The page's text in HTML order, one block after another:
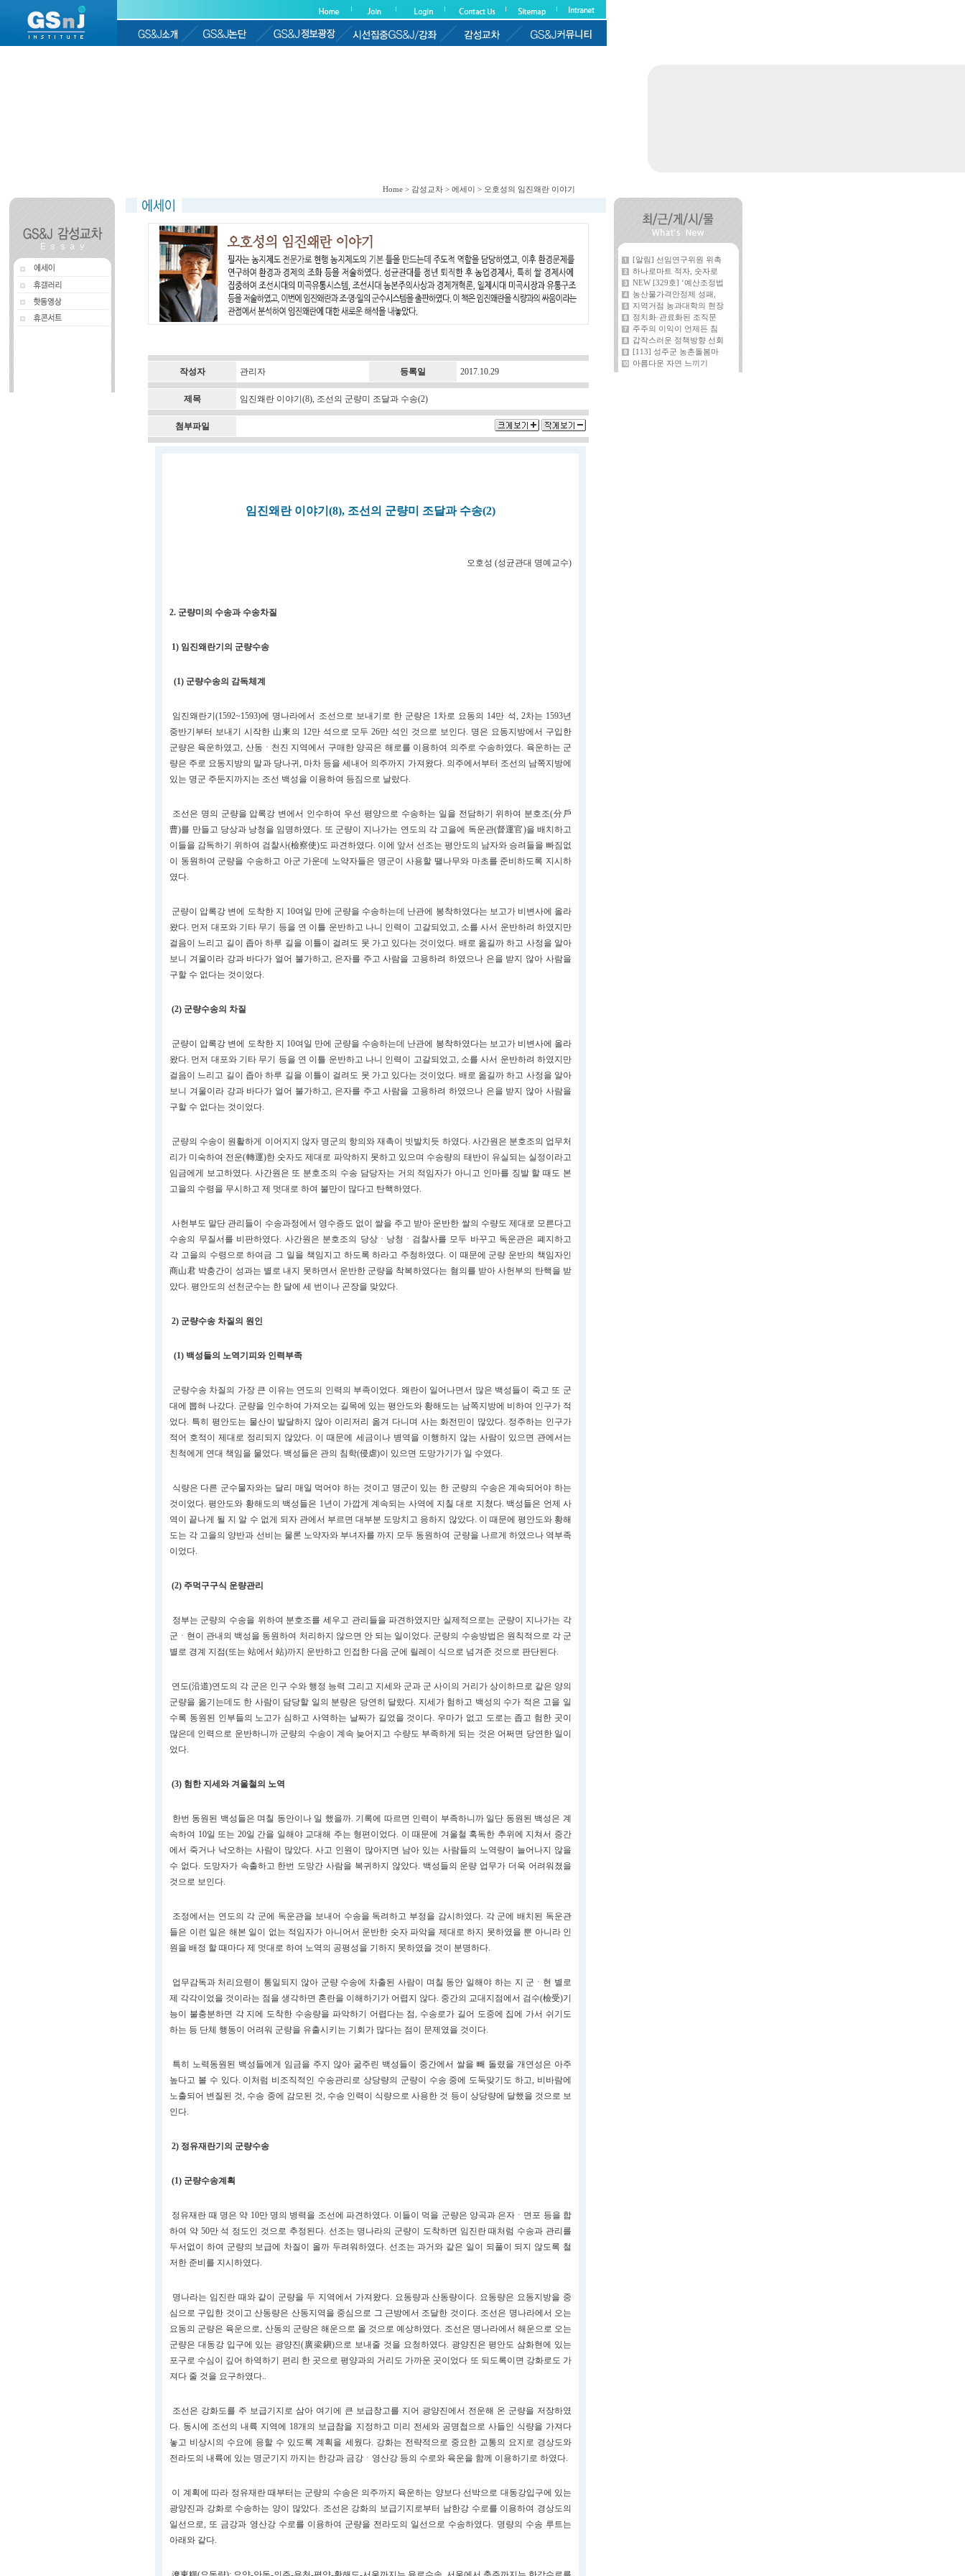
[알림] 선임연구위원 위촉
하나로마트 적자, 숫자로
NEW [329호] ‘예산조정법
농산물가격안정제 성패,
지역거점 농과대학의 현장
정치화·관료화된 조직문
주주의 이익이 언제든 침
갑작스러운 정책방향 선회
[113] 성주군 농촌돌봄마
아름다운 자연 느끼기
Home > 감성교차 > 에세이 > 오호성의 임진왜란 이야기
작성자 관리자 등록일 2017.10.29
제목 임진왜란 이야기(8), 조선의 군량미 조달과 수송(2)
첨부파일
임진왜란 이야기(8), 조선의 군량미 조달과 수송(2)
오호성 (성균관대 명예교수)
2. 군량미의 수송과 수송차질
1) 임진왜란기의 군량수송
(1) 군량수송의 감독체계
임진왜란기(1592~1593)에 명나라에서 조선으로 보내기로 한 군량은 1차로 요동의 14만 석, 2차는 1593년
중반기부터 보내기 시작한 山東의 12만 석으로 모두 26만 석인 것으로 보인다. 명은 요동지방에서 구입한
군량은 육운하였고, 산동ㆍ천진 지역에서 구매한 양곡은 해로를 이용하여 의주로 수송하였다. 육운하는 군
량은 주로 요동지방의 말과 당나귀, 마차 등을 세내어 의주까지 가져왔다. 의주에서부터 조선의 남쪽지방에
있는 명군 주둔지까지는 조선 백성을 이용하여 등짐으로 날랐다.
조선은 명의 군량을 압록강 변에서 인수하여 우선 평양으로 수송하는 일을 전담하기 위하여 분호조(分戶
曹)를 만들고 당상과 낭청을 임명하였다. 또 군량이 지나가는 연도의 각 고을에 독운관(督運官)을 배치하고
이들을 감독하기 위하여 검찰사(檢察使)도 파견하였다. 이에 앞서 선조는 평안도의 남자와 승려들을 빠짐없
이 동원하여 군량을 수송하고 아군 가운데 노약자들은 명군이 사용할 땔나무와 마초를 준비하도록 지시하
였다.
군량이 압록강 변에 도착한 지 10여일 만에 군량을 수송하는데 난관에 봉착하였다는 보고가 비변사에 올라
왔다. 먼저 대포와 기타 무기 등을 연 이틀 운반하고 나니 인력이 고갈되었고, 소를 사서 운반하려 하였지만
걸음이 느리고 길이 좁아 하루 길을 이틀이 걸려도 못 가고 있다는 것이었다. 배로 옮길까 하고 사정을 알아
보니 겨울이라 강과 바다가 얼어 불가하고, 은자를 주고 사람을 고용하려 하였으나 은을 받지 않아 사람을
구할 수 없다는 것이었다.
(2) 군량수송의 차질
군량이 압록강 변에 도착한 지 10여일 만에 군량을 수송하는데 난관에 봉착하였다는 보고가 비변사에 올라
왔다. 먼저 대포와 기타 무기 등을 연 이틀 운반하고 나니 인력이 고갈되었고, 소를 사서 운반하려 하였지만
걸음이 느리고 길이 좁아 하루 길을 이틀이 걸려도 못 가고 있다는 것이었다. 배로 옮길까 하고 사정을 알아
보니 겨울이라 강과 바다가 얼어 불가하고, 은자를 주고 사람을 고용하려 하였으나 은을 받지 않아 사람을
구할 수 없다는 것이었다.
군량의 수송이 원활하게 이어지지 않자 명군의 항의와 재촉이 빗발치듯 하였다. 사간원은 분호조의 업무처
리가 미숙하여 전운(轉運)한 숫자도 제대로 파악하지 못하고 있으며 수송량의 태반이 유실되는 실정이라고
임금에게 보고하였다. 사간원은 또 분호조의 수송 담당자는 거의 적임자가 아니고 인마를 징발 할 때도 본
고을의 수령을 무시하고 제 멋대로 하여 불만이 많다고 탄핵하였다.
사헌부도 말단 관리들이 수송과정에서 영수증도 없이 쌀을 주고 받아 운반한 쌀의 수량도 제대로 모른다고
수송의 무질서를 비판하였다. 사간원은 분호조의 당상ㆍ낭청ㆍ검찰사를 모두 바꾸고 독운관은 폐지하고
각 고을의 수령으로 하여금 그 일을 책임지고 하도록 하라고 주청하였다. 이 때문에 군량 운반의 책임자인
商山君 박충간이 성과는 별로 내지 못하면서 운반한 군량을 착복하였다는 혐의를 받아 사헌부의 탄핵을 받
았다. 평안도의 선천군수는 한 달에 세 번이나 곤장을 맞았다.
2) 군량수송 차질의 원인
(1) 백성들의 노역기피와 인력부족
군량수송 차질의 가장 큰 이유는 연도의 인력의 부족이었다. 왜란이 일어나면서 많은 백성들이 죽고 또 군
대에 뽑혀 나갔다. 군량을 인수하여 가져오는 길목에 있는 평안도와 황해도는 남쪽지방에 비하여 인구가 적
었다. 특히 평안도는 물산이 발달하지 않아 이리저리 옮겨 다니며 사는 화전민이 많았다. 정주하는 인구가
적어 호적이 제대로 정리되지 않았다. 이 때문에 세금이나 병역을 이행하지 않는 사람이 있으면 관에서는
친척에게 연대 책임을 물었다. 백성들은 관의 침학(侵虐)이 있으면 도망가기가 일 수였다.
식량은 다른 군수물자와는 달리 매일 먹어야 하는 것이고 명군이 있는 한 군량의 수송은 계속되어야 하는
것이었다. 평안도와 황해도의 백성들은 1년이 가깝게 계속되는 사역에 지칠 대로 지쳤다. 백성들은 언제 사
역이 끝나게 될 지 알 수 없게 되자 관에서 부르면 대부분 도망치고 응하지 않았다. 이 때문에 평안도와 황해
도는 각 고을의 양반과 선비는 물론 노약자와 부녀자를 까지 모두 동원하여 군량을 나르게 하였으나 역부족
이었다.
(2) 주먹구구식 운량관리
정부는 군량의 수송을 위하여 분호조를 세우고 관리들을 파견하였지만 실제적으로는 군량이 지나가는 각
군ㆍ현이 관내의 백성을 동원하여 처리하지 않으면 안 되는 일이었다. 군량의 수송방법은 원칙적으로 각 군
별로 경계 지점(또는 站에서 站)까지 운반하고 인접한 다음 군에 릴레이 식으로 넘겨준 것으로 판단된다.
연도(沿道)연도의 각 군은 인구 수와 행정 능력 그리고 지세와 군과 군 사이의 거리가 상이하므로 같은 양의
군량을 옮기는데도 한 사람이 담당할 일의 분량은 당연히 달랐다. 지세가 험하고 백성의 수가 적은 고을 일
수록 동원된 인부들의 노고가 심하고 사역하는 날짜가 길었을 것이다. 우마가 없고 도로는 좁고 험한 곳이
많은데 인력으로 운반하니까 군량의 수송이 계속 늦어지고 수량도 부족하게 되는 것은 어쩌면 당연한 일이
었다.
(3) 험한 지세와 겨울철의 노역
한번 동원된 백성들은 며칠 동안이나 일 했을까. 기록에 따르면 인력이 부족하니까 일단 동원된 백성은 계
속하여 10일 또는 20일 간을 일해야 교대해 주는 형편이었다. 이 때문에 겨울철 혹독한 추위에 지쳐서 중간
에서 죽거나 낙오하는 사람이 많았다. 사고 인원이 많아지면 남아 있는 사람들의 노역량이 늘어나지 않을
수 없다. 도망자가 속출하고 한번 도망간 사람을 복귀하지 않았다. 백성들의 운량 업무가 더욱 어려워졌을
것으로 보인다.
조정에서는 연도의 각 군에 독운관을 보내어 수송을 독려하고 부정을 감시하였다. 각 군에 배치된 독운관
들은 이런 일은 해본 일이 없는 적임자가 아니어서 운반한 숫자 파악을 제대로 하지 못하였을 뿐 아니라 인
원을 배정 할 때마다 제 멋대로 하여 노역의 공평성을 기하지 못하였을 것이 분명하다.
업무감독과 처리요령이 통일되지 않아 군량 수송에 차출된 사람이 며칠 동안 일해야 하는 지 군ㆍ현 별로
제 각각이었을 것이라는 점을 생각하면 혼란을 이해하기가 어렵지 않다. 중간의 교대지점에서 검수(檢受)기
능이 불충분하면 각 지에 도착한 수송량을 파악하기 어렵다는 점, 수송로가 길어 도중에 집에 가서 쉬기도
하는 등 단체 행동이 어려워 군량을 유출시키는 기회가 많다는 점이 문제였을 것이다.
특히 노력동원된 백성들에게 임금을 주지 않아 굶주린 백성들이 중간에서 쌀을 빼 돌렸을 개연성은 아주
높다고 볼 수 있다. 이처럼 비조직적인 수송관리로 상당량의 군량이 수송 중에 도둑맞기도 하고, 비바람에
노출되어 변질된 것, 수송 중에 감모된 것, 수송 인력이 식량으로 사용한 것 등이 상당량에 달했을 것으로 보
인다.
2) 정유재란기의 군량수송
(1) 군량수송계획
정유재란 때 명은 약 10만 명의 병력을 조선에 파견하였다. 이들이 먹을 군량은 양곡과 은자ㆍ면포 등을 합
하여 약 50만 석 정도인 것으로 추정된다. 선조는 명나라의 군량이 도착하면 임진란 때처럼 수송과 관리를
두서없이 하여 군량의 보급에 차질이 올까 두려워하였다. 선조는 과거와 같은 일이 되풀이 되지 않도록 철
저한 준비를 지시하였다.
명나라는 임진란 때와 같이 군량을 두 지역에서 가져왔다. 요동량과 산동량이다. 요동량은 요동지방을 중
심으로 구입한 것이고 산동량은 산동지역을 중심으로 그 근방에서 조달한 것이다. 조선은 명나라에서 오는
요동의 군량은 육운으로, 산동의 군량은 해운으로 올 것으로 예상하였다. 조선은 명나라에서 해운으로 오는
군량은 대동강 입구에 있는 광양진(廣梁鎭)으로 보내줄 것을 요청하였다. 광양진은 평안도 삼화현에 있는
포구로 수심이 깊어 하역하기 편리 한 곳으로 평양과의 거리도 가까운 곳이었다 또 되도록이면 강화로도 가
져다 줄 것을 요구하였다..
조선은 강화도를 주 보급기지로 삼아 여기에 큰 보급창고를 지어 광양진에서 전운해 온 군량을 저장하였
다. 동시에 조선의 내륙 지역에 18개의 보급참을 지정하고 미리 전세와 공명첩으로 사들인 식량을 가져다
놓고 비상시의 수요에 응할 수 있도록 계획을 세웠다. 강화는 전략적으로 중요한 교통의 요지로 경상도와
전라도의 내륙에 있는 명군기지 까지는 한강과 금강ㆍ영산강 등의 수로와 육운을 함께 이용하기로 하였다.
이 계획에 따라 정유재란 때부터는 군량의 수송은 의주까지 육운하는 양보다 선박으로 대동강입구에 있는
광양진과 강화로 수송하는 양이 많았다. 조선은 강화의 보급기지로부터 남한강 수로를 이용하여 경상도의
일선으로, 또 금강과 영산강 수로를 이용하여 군량을 전라도의 일선으로 수송하였다. 명량의 수송 루트는
아래와 같다.